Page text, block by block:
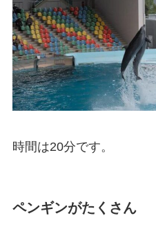
時間は20分です。
ペンギンがたくさん